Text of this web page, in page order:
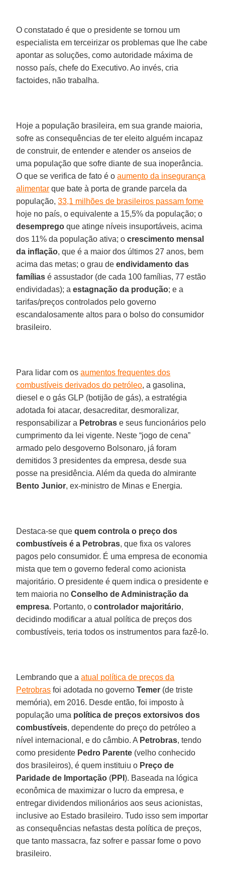
O constatado é que o presidente se tornou um
especialista em terceirizar os problemas que lhe cabe
apontar as soluções, como autoridade máxima de
nosso país, chefe do Executivo. Ao invés, cria
factoides, não trabalha.
Hoje a população brasileira, em sua grande maioria,
sofre as consequências de ter eleito alguém incapaz
de construir, de entender e atender os anseios de
uma população que sofre diante de sua inoperância.
O que se verifica de fato é oaumento da insegurança
alimentar que bate à porta de grande parcela da
população,33,1 milhões de brasileiros passam fome
hoje no país, o equivalente a 15,5% da população; o
desemprego que atinge níveis insuportáveis, acima
dos 11% da população ativa; ocrescimento mensal
da inflação, que é a maior dos últimos 27 anos, bem
acima das metas; o grau deendividamento das
famílias é assustador (de cada 100 famílias, 77 estão
endividadas); aestagnação da produção; e a
tarifas/preços controlados pelo governo
escandalosamente altos para o bolso do consumidor
brasileiro.
Para lidar com osaumentos frequentes dos
combustíveis derivados do petróleo, a gasolina,
diesel e o gás GLP (botijão de gás), a estratégia
adotada foi atacar, desacreditar, desmoralizar,
responsabilizar a Petrobras e seus funcionários pelo
cumprimento da lei vigente. Neste “jogo de cena”
armado pelo desgoverno Bolsonaro, já foram
demitidos 3 presidentes da empresa, desde sua
posse na presidência. Além da queda do almirante
Bento Junior, ex-ministro de Minas e Energia.
Destaca-se quequem controla o preço dos
combustíveis é a Petrobras, que fixa os valores
pagos pelo consumidor. É uma empresa de economia
mista que tem o governo federal como acionista
majoritário. O presidente é quem indica o presidente e
tem maioria noConselho de Administração da
empresa. Portanto, ocontrolador majoritário,
decidindo modificar a atual política de preços dos
combustíveis, teria todos os instrumentos para fazê-lo.
Lembrando que aatual política de preços da
Petrobras foi adotada no governoTemer (de triste
memória), em 2016. Desde então, foi imposto à
população uma política de preços extorsivos dos
combustíveis, dependente do preço do petróleo a
nível internacional, e do câmbio. A Petrobras, tendo
como presidente Pedro Parente (velho conhecido
dos brasileiros), é quem instituiu o Preço de
Paridade de Importação (PPI). Baseada na lógica
econômica de maximizar o lucro da empresa, e
entregar dividendos milionários aos seus acionistas,
inclusive ao Estado brasileiro. Tudo isso sem importar
as consequências nefastas desta política de preços,
que tanto massacra, faz sofrer e passar fome o povo
brasileiro.